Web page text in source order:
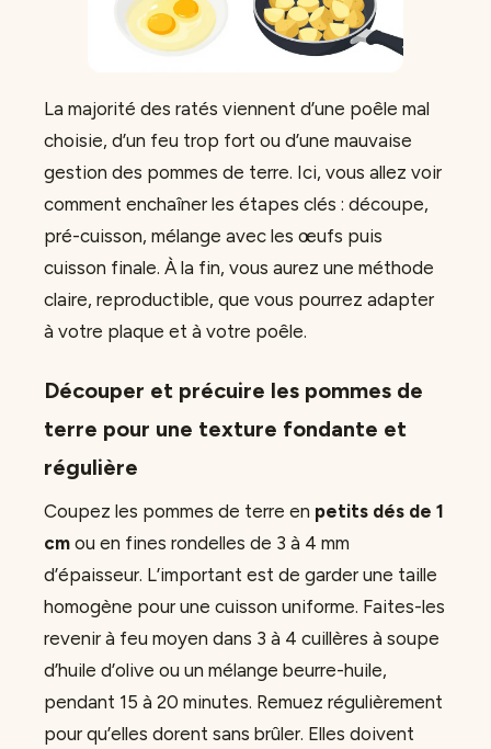
La majorité des ratés viennent d’une poêle mal
choisie, d’un feu trop fort ou d’une mauvaise
gestion des pommes de terre. Ici, vous allez voir
comment enchaîner les étapes clés : découpe,
pré-cuisson, mélange avec les œufs puis
cuisson finale. À la fin, vous aurez une méthode
claire, reproductible, que vous pourrez adapter
à votre plaque et à votre poêle.
Découper et précuire les pommes de
terre pour une texture fondante et
régulière
Coupez les pommes de terre en petits dés de 1
cm ou en fines rondelles de 3 à 4 mm
d’épaisseur. L’important est de garder une taille
homogène pour une cuisson uniforme. Faites-les
revenir à feu moyen dans 3 à 4 cuillères à soupe
d’huile d’olive ou un mélange beurre-huile,
pendant 15 à 20 minutes. Remuez régulièrement
pour qu’elles dorent sans brûler. Elles doivent